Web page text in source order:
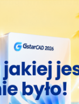
BiK